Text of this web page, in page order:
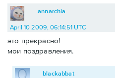
annarchia
April 10 2009, 06:14:51 UTC
это прекрасно!
мои поздравления.
blackabbat